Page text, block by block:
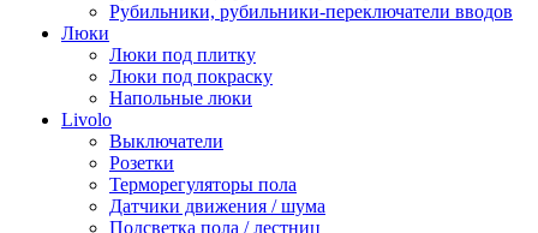
Рубильники, рубильники-переключатели вводов
Люки
Люки под плитку
Люки под покраску
Напольные люки
Livolo
Выключатели
Розетки
Терморегуляторы пола
Датчики движения / шума
Подсветка пола / лестниц